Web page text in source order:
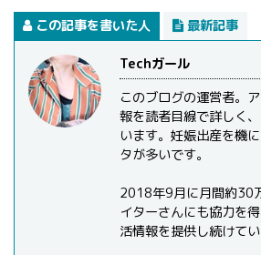
この記事を書いた人 最新記事
Techガール
このブログの運営者。
報を読者目線で詳しく
います。妊娠出産を機
タが多いです。
2018年9月に月間約30
イターさんにも協力を
活情報を提供し続けて